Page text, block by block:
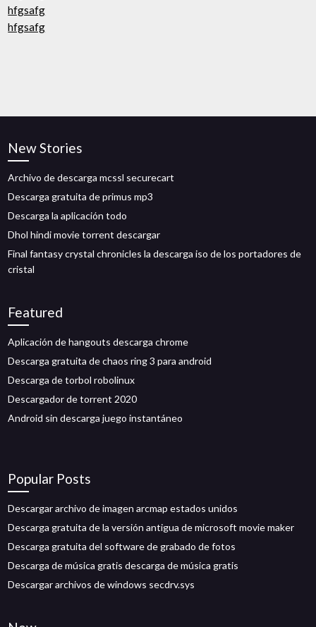
hfgsafg
hfgsafg
New Stories
Archivo de descarga mcssl securecart
Descarga gratuita de primus mp3
Descarga la aplicación todo
Dhol hindi movie torrent descargar
Final fantasy crystal chronicles la descarga iso de los portadores de
cristal
Featured
Aplicación de hangouts descarga chrome
Descarga gratuita de chaos ring 3 para android
Descarga de torbol robolinux
Descargador de torrent 2020
Android sin descarga juego instantáneo
Popular Posts
Descargar archivo de imagen arcmap estados unidos
Descarga gratuita de la versión antigua de microsoft movie maker
Descarga gratuita del software de grabado de fotos
Descarga de música gratis descarga de música gratis
Descargar archivos de windows secdrv.sys